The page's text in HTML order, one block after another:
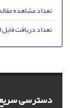
تعداد مشاهده
تعداد دریافت
دسترسی